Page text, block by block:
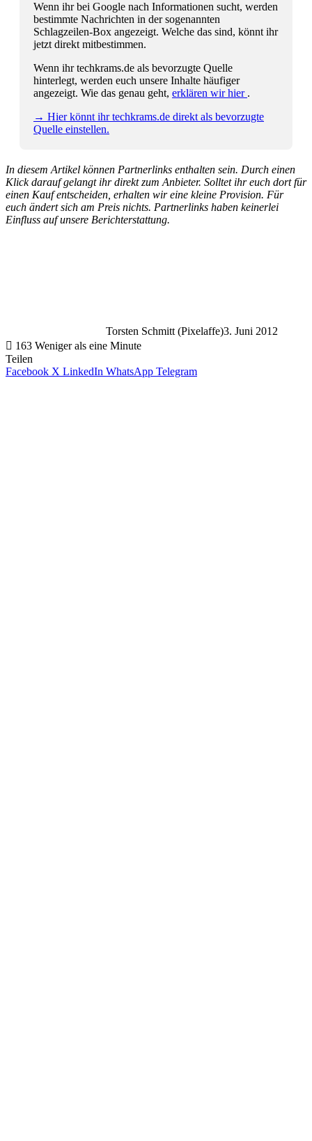
Wenn ihr bei Google nach Informationen sucht, werden
bestimmte Nachrichten in der sogenannten
Schlagzeilen-Box angezeigt. Welche das sind, könnt ihr
jetzt direkt mitbestimmen.
Wenn ihr techkrams.de als bevorzugte Quelle
hinterlegt, werden euch unsere Inhalte häufiger
angezeigt. Wie das genau geht, erklären wir hier .
→ Hier könnt ihr techkrams.de direkt als bevorzugte
Quelle einstellen.
In diesem Artikel können Partnerlinks enthalten sein. Durch einen
Klick darauf gelangt ihr direkt zum Anbieter. Solltet ihr euch dort für
einen Kauf entscheiden, erhalten wir eine kleine Provision. Für
euch ändert sich am Preis nichts. Partnerlinks haben keinerlei
Einfluss auf unsere Berichterstattung.
Torsten Schmitt (Pixelaffe)3. Juni 2012
163 Weniger als eine Minute
Teilen
Facebook X LinkedIn WhatsApp Telegram